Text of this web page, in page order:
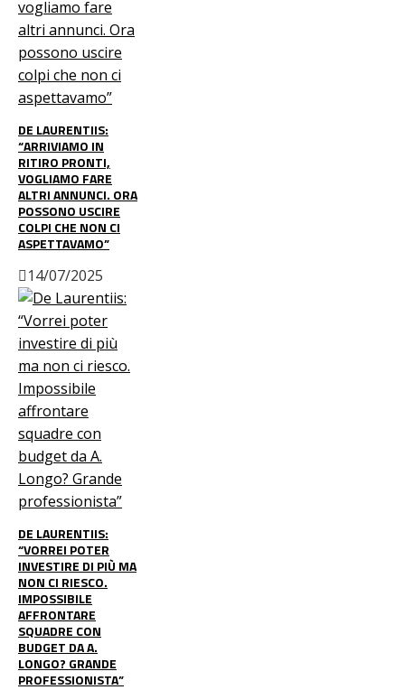
DE LAURENTIIS:
“ARRIVIAMO IN
RITIRO PRONTI,
VOGLIAMO FARE
ALTRI ANNUNCI. ORA
POSSONO USCIRE
COLPI CHE NON CI
ASPETTAVAMO”
14/07/2025
DE LAURENTIIS:
“VORREI POTER
INVESTIRE DI PIÙ MA
NON CI RIESCO.
IMPOSSIBILE
AFFRONTARE
SQUADRE CON
BUDGET DA A.
LONGO? GRANDE
PROFESSIONISTA”